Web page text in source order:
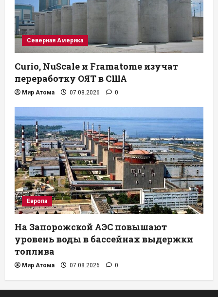
Северная Америка
Curio, NuScale и Framatome изучат
переработку ОЯТ в США
Мир Атома 07.08.2026 0
Европа
На Запорожской АЭС повышают
уровень воды в бассейнах выдержки
топлива
Мир Атома 07.08.2026 0